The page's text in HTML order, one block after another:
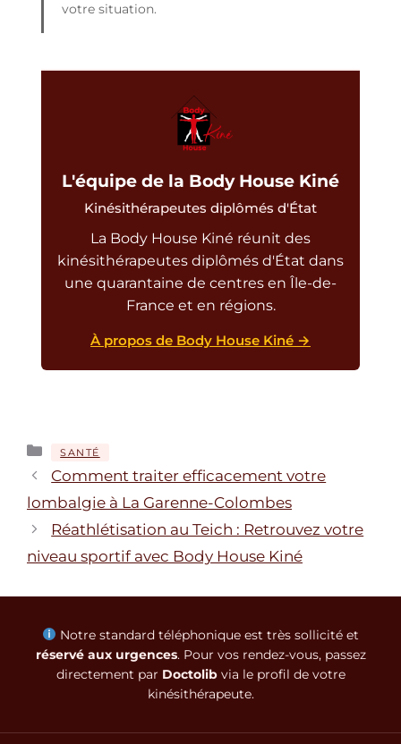
votre situation.
L'équipe de la Body House Kiné
Kinésithérapeutes diplômés d'État
La Body House Kiné réunit des
kinésithérapeutes diplômés d'État dans
une quarantaine de centres en Île-de-
France et en régions.
À propos de Body House Kiné →
Catégories
SANTÉ
Comment traiter efficacement votre
lombalgie à La Garenne-Colombes
Réathlétisation au Teich : Retrouvez votre
niveau sportif avec Body House Kiné
Notre standard téléphonique est très sollicité et
réservé aux urgences. Pour vos rendez-vous, passez
directement par Doctolibvia le profil de votre
kinésithérapeute.